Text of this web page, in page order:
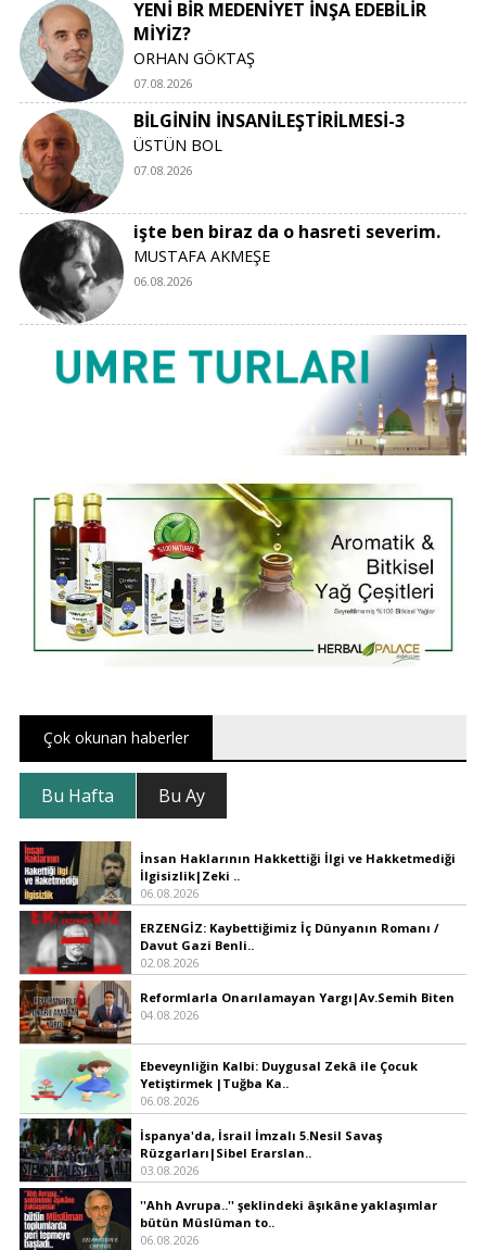
YENİ BİR MEDENİYET İNŞA EDEBİLİR
MİYİZ?
ORHAN GÖKTAŞ
07.08.2026
BİLGİNİN İNSANİLEŞTİRİLMESİ-3
ÜSTÜN BOL
07.08.2026
işte ben biraz da o hasreti severim.
MUSTAFA AKMEŞE
06.08.2026
Çok okunan haberler
Bu Hafta Bu Ay
İnsan Haklarının Hakkettiği İlgi ve Hakketmediği
İlgisizlik|Zeki ..
06.08.2026
ERZENGİZ: Kaybettiğimiz İç Dünyanın Romanı /
Davut Gazi Benli..
02.08.2026
Reformlarla Onarılamayan Yargı|Av.Semih Biten
04.08.2026
Ebeveynliğin Kalbi: Duygusal Zekâ ile Çocuk
Yetiştirmek |Tuğba Ka..
06.08.2026
İspanya'da, İsrail İmzalı 5.Nesil Savaş
Rüzgarları|Sibel Erarslan..
03.08.2026
''Ahh Avrupa..'' şeklindeki âşıkâne yaklaşımlar
bütün Müslüman to..
06.08.2026